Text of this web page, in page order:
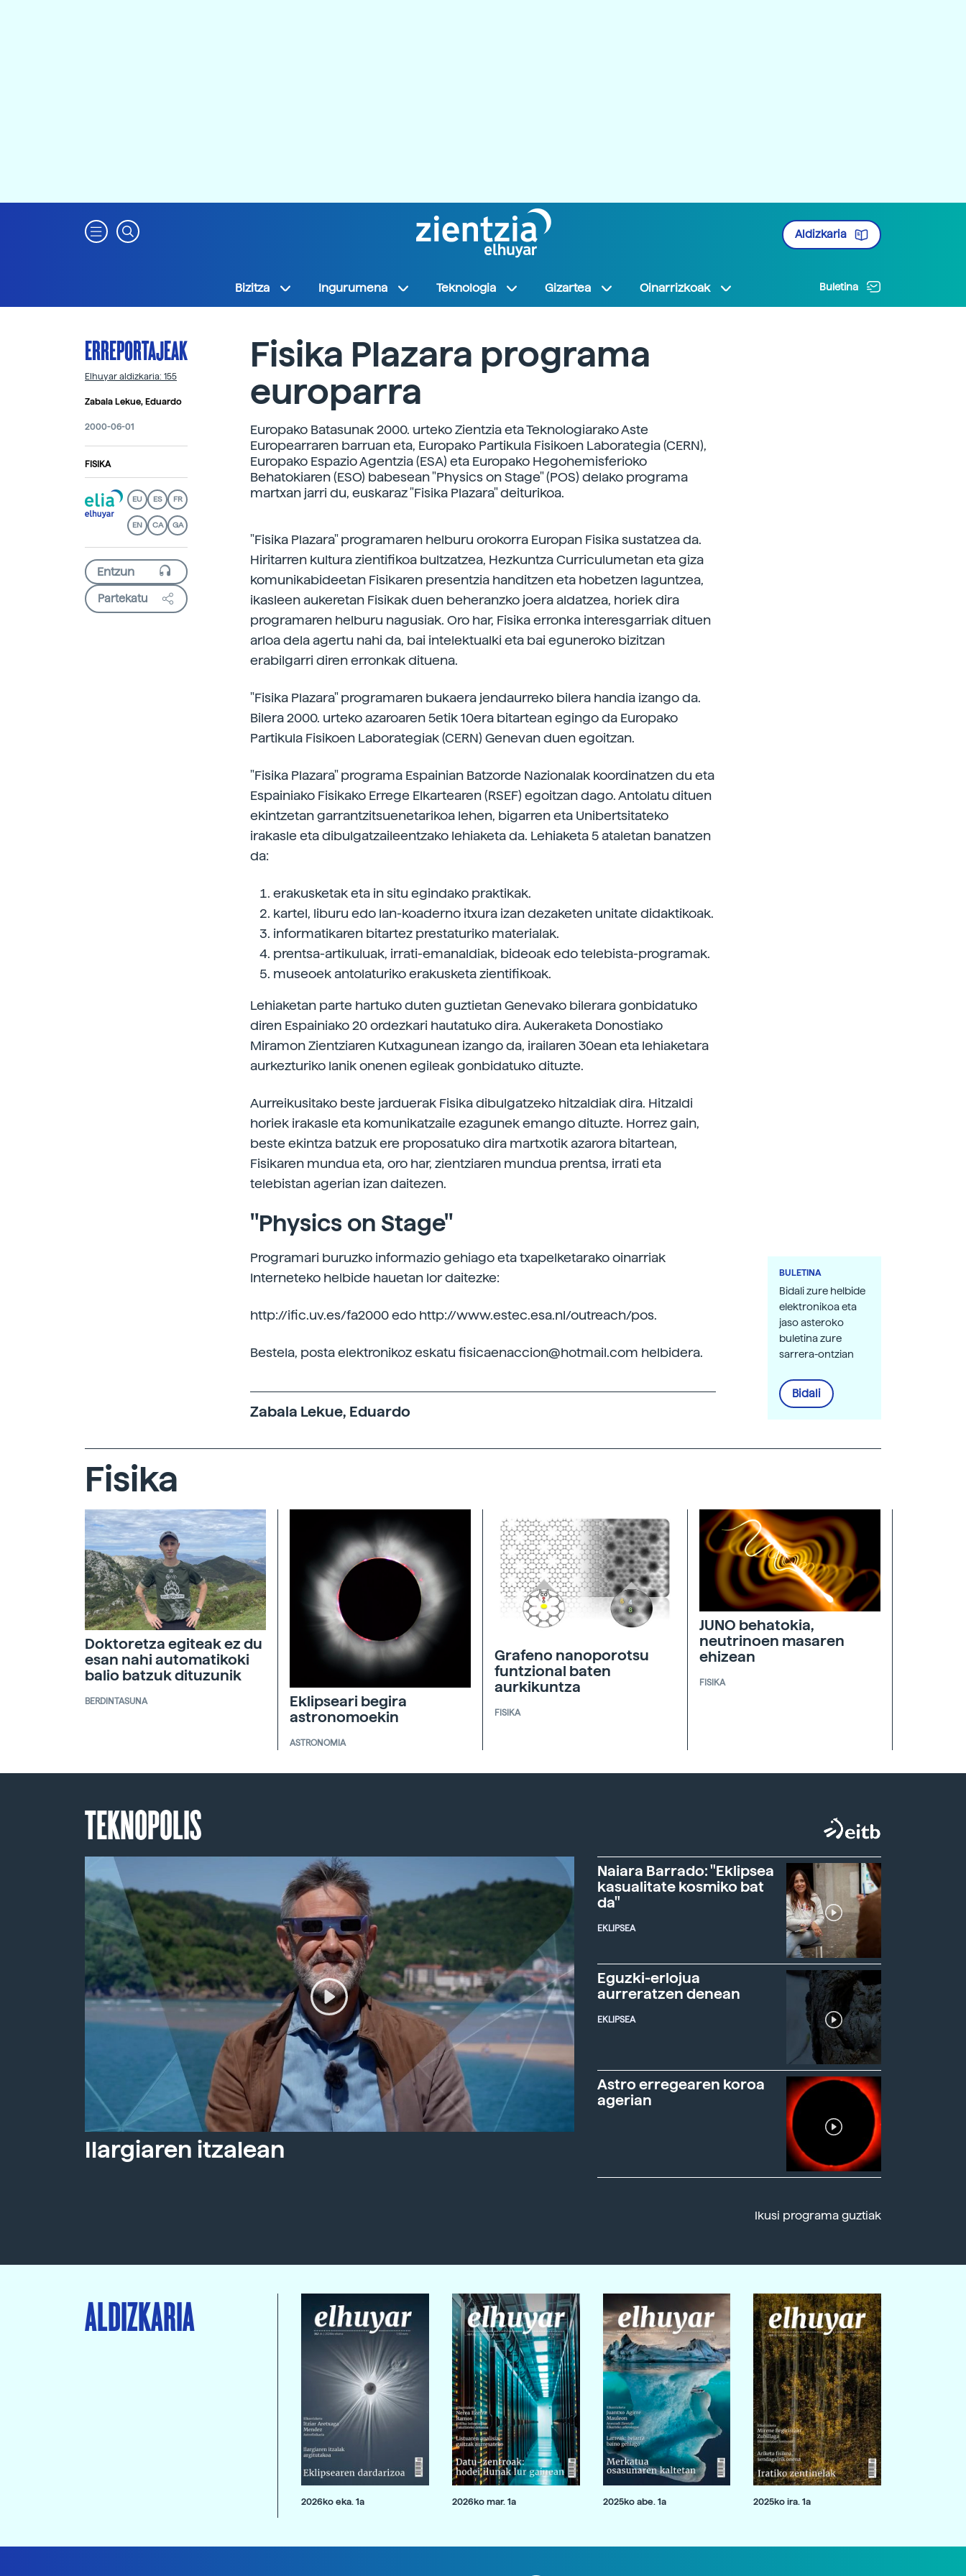
Aldizkaria
Bizitza Ingurumena Teknologia Gizartea Oinarrizkoak Buletina
ERREPORTAJEAK
Elhuyar aldizkaria: 155
Zabala Lekue, Eduardo
2000-06-01
FISIKA
EU ES FR
EN CA GA
Partekatu
Fisika Plazara programa
europarra
Europako Batasunak 2000. urteko Zientzia eta Teknologiarako Aste
Europearraren barruan eta, Europako Partikula Fisikoen Laborategia (CERN),
Europako Espazio Agentzia (ESA) eta Europako Hegohemisferioko
Behatokiaren (ESO) babesean "Physics on Stage" (POS) delako programa
martxan jarri du, euskaraz "Fisika Plazara" deiturikoa.
"Fisika Plazara" programaren helburu orokorra Europan Fisika sustatzea da.
Hiritarren kultura zientifikoa bultzatzea, Hezkuntza Curriculumetan eta giza
komunikabideetan Fisikaren presentzia handitzen eta hobetzen laguntzea,
ikasleen aukeretan Fisikak duen beheranzko joera aldatzea, horiek dira
programaren helburu nagusiak. Oro har, Fisika erronka interesgarriak dituen
arloa dela agertu nahi da, bai intelektualki eta bai eguneroko bizitzan
erabilgarri diren erronkak dituena.
"Fisika Plazara" programaren bukaera jendaurreko bilera handia izango da.
Bilera 2000. urteko azaroaren 5etik 10era bitartean egingo da Europako
Partikula Fisikoen Laborategiak (CERN) Genevan duen egoitzan.
"Fisika Plazara" programa Espainian Batzorde Nazionalak koordinatzen du eta
Espainiako Fisikako Errege Elkartearen (RSEF) egoitzan dago. Antolatu dituen
ekintzetan garrantzitsuenetarikoa lehen, bigarren eta Unibertsitateko
irakasle eta dibulgatzaileentzako lehiaketa da. Lehiaketa 5 ataletan banatzen
da:
erakusketak eta in situ egindako praktikak.
kartel, liburu edo lan-koaderno itxura izan dezaketen unitate didaktikoak.
informatikaren bitartez prestaturiko materialak.
prentsa-artikuluak, irrati-emanaldiak, bideoak edo telebista-programak.
museoek antolaturiko erakusketa zientifikoak.
Lehiaketan parte hartuko duten guztietan Genevako bilerara gonbidatuko
diren Espainiako 20 ordezkari hautatuko dira. Aukeraketa Donostiako
Miramon Zientziaren Kutxagunean izango da, irailaren 30ean eta lehiaketara
aurkezturiko lanik onenen egileak gonbidatuko dituzte.
Aurreikusitako beste jarduerak Fisika dibulgatzeko hitzaldiak dira. Hitzaldi
horiek irakasle eta komunikatzaile ezagunek emango dituzte. Horrez gain,
beste ekintza batzuk ere proposatuko dira martxotik azarora bitartean,
Fisikaren mundua eta, oro har, zientziaren mundua prentsa, irrati eta
telebistan agerian izan daitezen.
"Physics on Stage"
Programari buruzko informazio gehiago eta txapelketarako oinarriak
Interneteko helbide hauetan lor daitezke:
http://ific.uv.es/fa2000 edo http://www.estec.esa.nl/outreach/pos.
Bestela, posta elektronikoz eskatu fisicaenaccion@hotmail.com helbidera.
Zabala Lekue, Eduardo
BULETINA
Bidali zure helbide
elektronikoa eta
jaso asteroko
buletina zure
sarrera-ontzian
Bidali
Fisika
Doktoretza egiteak ez du
esan nahi automatikoki
balio batzuk dituzunik
BERDINTASUNA
Eklipseari begira
astronomoekin
ASTRONOMIA
Grafeno nanoporotsu
funtzional baten
aurkikuntza
FISIKA
JUNO behatokia,
neutrinoen masaren
ehizean
FISIKA
TEKNOPOLIS
Ilargiaren itzalean
Naiara Barrado: "Eklipsea
kasualitate kosmiko bat
da"
EKLIPSEA
Eguzki-erlojua
aurreratzen denean
EKLIPSEA
Astro erregearen koroa
agerian
Ikusi programa guztiak
ALDIZKARIA
2026ko eka. 1a 2026ko mar. 1a 2025ko abe. 1a 2025ko ira. 1a